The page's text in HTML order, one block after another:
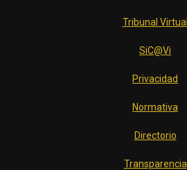
Tribunal Virtual
SiC@Vi
Privacidad
Normativa
Directorio
Transparencia